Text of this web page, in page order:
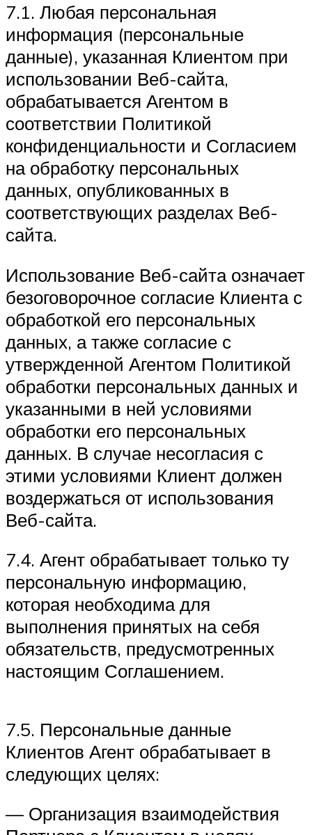
7.1. Любая персональная
информация (персональные
данные), указанная Клиентом при
использовании Веб-сайта,
обрабатывается Агентом в
соответствии Политикой
конфиденциальности и Согласием
на обработку персональных
данных, опубликованных в
соответствующих разделах Веб-
сайта.
Использование Веб-сайта означает
безоговорочное согласие Клиента с
обработкой его персональных
данных, а также согласие с
утвержденной Агентом Политикой
обработки персональных данных и
указанными в ней условиями
обработки его персональных
данных. В случае несогласия с
этими условиями Клиент должен
воздержаться от использования
Веб-сайта.
7.4. Агент обрабатывает только ту
персональную информацию,
которая необходима для
выполнения принятых на себя
обязательств, предусмотренных
настоящим Соглашением.
7.5. Персональные данные
Клиентов Агент обрабатывает в
следующих целях:
— Организация взаимодействия